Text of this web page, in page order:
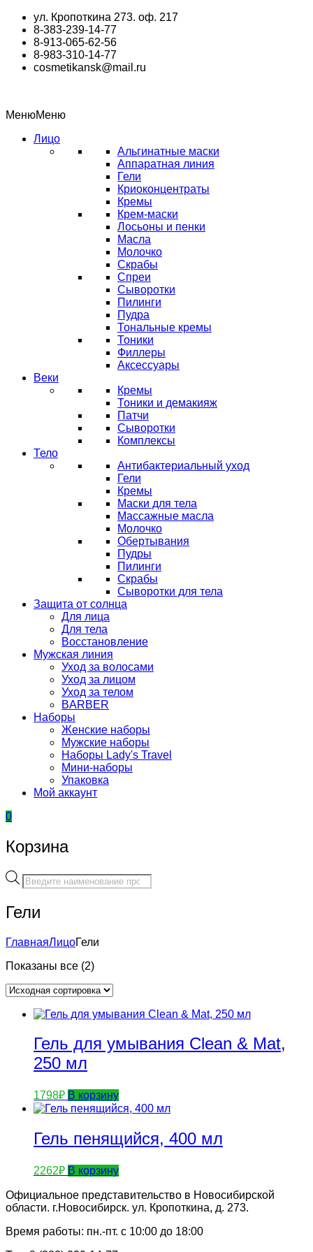
Перейти
содержимому
ул. Кропоткина 273. оф. 217
8-383-239-14-77
8-913-065-62-56
8-983-310-14-77
cosmetikansk@mail.ru
МенюМеню
Лицо
Альгинатные маски
Аппаратная линия
Гели
Криоконцентраты
Кремы
Крем-маски
Лосьоны и пенки
Масла
Молочко
Скрабы
Спреи
Сыворотки
Пилинги
Пудра
Тональные кремы
Тоники
Филлеры
Аксессуары
Веки
Кремы
Тоники и демакияж
Патчи
Сыворотки
Комплексы
Тело
Антибактериальный уход
Гели
Кремы
Маски для тела
Массажные масла
Молочко
Обертывания
Пудры
Пилинги
Скрабы
Сыворотки для тела
Защита от солнца
Для лица
Для тела
Восстановление
Мужская линия
Уход за волосами
Уход за лицом
Уход за телом
BARBER
Наборы
Женские наборы
Мужские наборы
Наборы Lady's Travel
Мини-наборы
Упаковка
Мой аккаунт
0
Корзина
Поиск
товаров
Гели
ГлавнаяЛицоГели
Показаны все (2)
Гель для умывания Clean & Mat,
250 мл
1798₽ В корзину
Гель пенящийся, 400 мл
2262₽ В корзину
Официальное представительство в Новосибирской
области. г.Новосибирск. ул. Кропоткина, д. 273.
Время работы: пн.-пт. с 10:00 до 18:00